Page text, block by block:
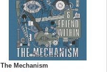
The Mechanism